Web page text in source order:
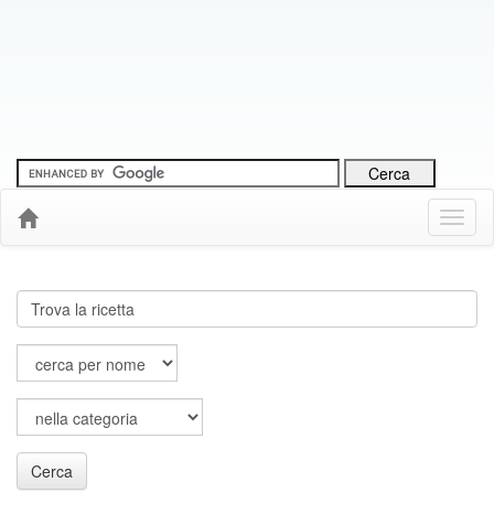
Menu
Down
Cerca
Cerca